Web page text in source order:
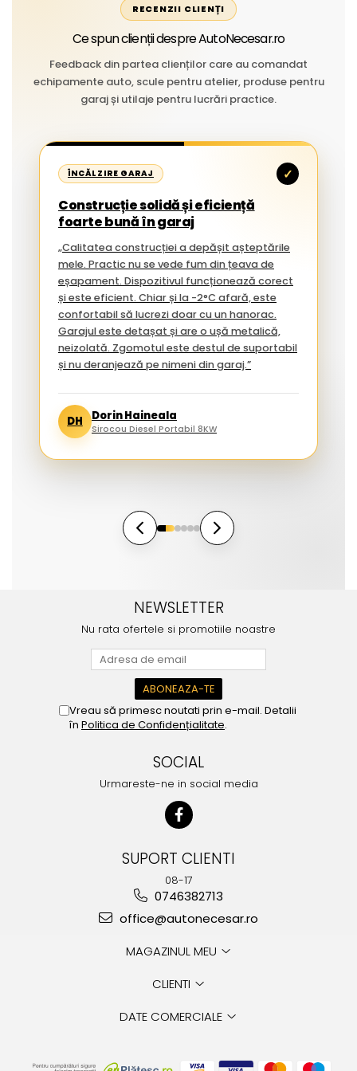
RECENZII CLIENȚI
Ce spun clienții despre AutoNecesar.ro
Feedback din partea clienților care au comandat
echipamente auto, scule pentru atelier, produse pentru
garaj și utilaje pentru lucrări practice.
ÎNCĂLZIRE GARAJ ✓
Construcție solidă și eficiență
foarte bună în garaj
„Calitatea construcției a depășit așteptările
mele. Practic nu se vede fum din țeava de
eșapament. Dispozitivul funcționează corect
și este eficient. Chiar și la -2°C afară, este
confortabil să lucrezi doar cu un hanorac.
Garajul este detașat și are o ușă metalică,
neizolată. Zgomotul este destul de suportabil
și nu deranjează pe nimeni din garaj.”
DH Dorin Haineala
Sirocou Diesel Portabil 8KW
NEWSLETTER
Nu rata ofertele si promotiile noastre
Vreau să primesc noutati prin e-mail. Detalii
în Politica de Confidențialitate.
SOCIAL
Urmareste-ne in social media
SUPORT CLIENTI
08-17
0746382713
office@autonecesar.ro
MAGAZINUL MEU
CLIENTI
DATE COMERCIALE